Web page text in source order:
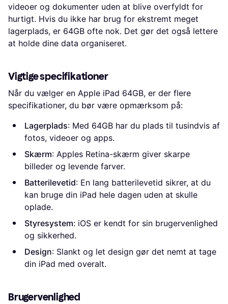
videoer og dokumenter uden at blive overfyldt for
hurtigt. Hvis du ikke har brug for ekstremt meget
lagerplads, er 64GB ofte nok. Det gør det også lettere
at holde dine data organiseret.
Vigtige specifikationer
Når du vælger en Apple iPad 64GB, er der flere
specifikationer, du bør være opmærksom på:
Lagerplads: Med 64GB har du plads til tusindvis af
fotos, videoer og apps.
Skærm: Apples Retina-skærm giver skarpe
billeder og levende farver.
Batterilevetid: En lang batterilevetid sikrer, at du
kan bruge din iPad hele dagen uden at skulle
oplade.
Styresystem: iOS er kendt for sin brugervenlighed
og sikkerhed.
Design: Slankt og let design gør det nemt at tage
din iPad med overalt.
Brugervenlighed